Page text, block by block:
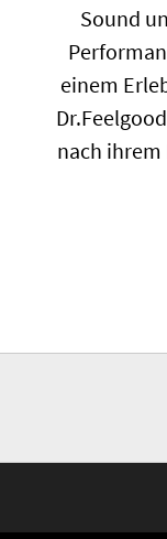
Sound
einem
nach ihrem